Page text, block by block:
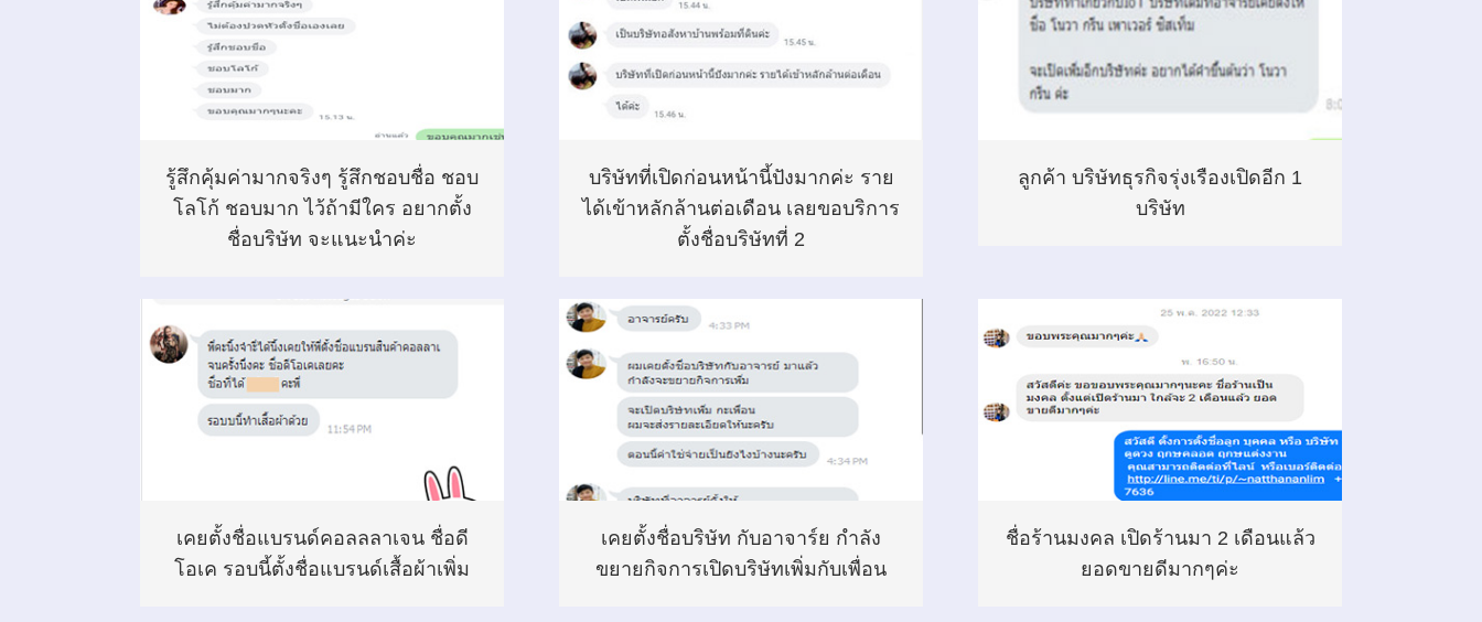
รู้สึกคุ้มค่ามากจริงๆ รู้สึกชอบชื่อ ชอบ
โลโก้ ชอบมาก ไว้ถ้ามีใคร อยากตั้ง
ชื่อบริษัท จะแนะนำค่ะ
บริษัทที่เปิดก่อนหน้านี้ปังมากค่ะ ราย
ได้เข้าหลักล้านต่อเดือน เลยขอบริการ
ตั้งชื่อบริษัทที่ 2
ลูกค้า บริษัทธุรกิจรุ่งเรืองเปิดอีก 1
บริษัท
เคยตั้งชื่อแบรนด์คอลลลาเจน ชื่อดี
โอเค รอบนี้ตั้งชื่อแบรนด์เสื้อผ้าเพิ่ม
เคยตั้งชื่อบริษัท กับอาจาร์ย กำลัง
ขยายกิจการเปิดบริษัทเพิ่มกับเพื่อน
ชื่อร้านมงคล เปิดร้านมา 2 เดือนแล้ว
ยอดขายดีมากๆค่ะ